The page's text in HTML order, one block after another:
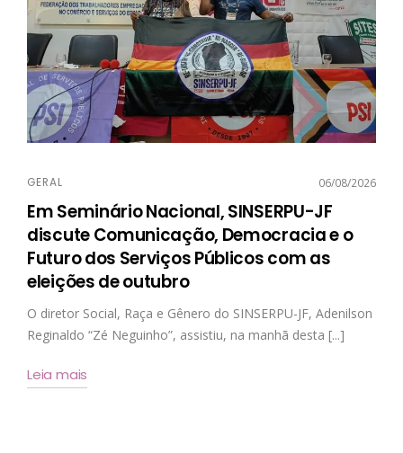
GERAL 06/08/2026
Em Seminário Nacional, SINSERPU-JF
discute Comunicação, Democracia e o
Futuro dos Serviços Públicos com as
eleições de outubro
O diretor Social, Raça e Gênero do SINSERPU-JF, Adenilson
Reginaldo “Zé Neguinho”, assistiu, na manhã desta [...]
Leia mais